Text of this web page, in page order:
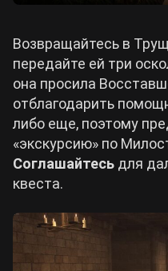
Возвращайтесь в
передайте ей три
она просила
отблагодарить
либо еще, поэтому
«экскурсию» по
Соглашайтесь для
квеста.